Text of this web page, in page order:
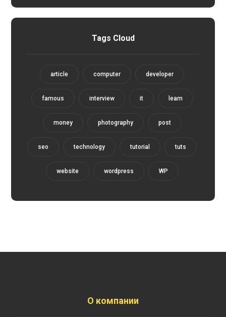
Tags Cloud
article computer developer
famous interview it learn
money photography post
seo technology tutorial tuts
website wordpress WP
О компании